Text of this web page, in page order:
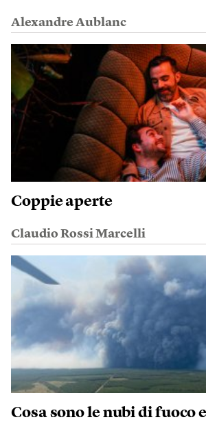
Alexandre Aublanc
Coppie aperte
Claudio Rossi Marcelli
Cosa sono le nubi di fuoco